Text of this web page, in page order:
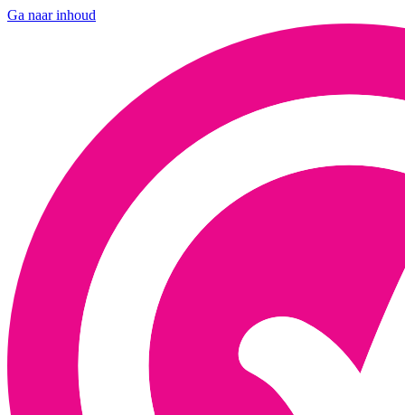
Ga naar inhoud